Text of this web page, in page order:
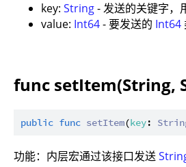
key: String- 发送的关键字，
value: Int64- 要发送的 Int64
func setItem(String,
public func setItem(key:
功能：内层宏通过该接口发送